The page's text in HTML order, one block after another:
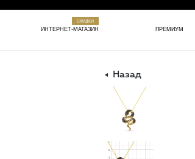
СКИДКИ
ИНТЕРНЕТ-МАГАЗИН ПРЕМИУМ
Назад